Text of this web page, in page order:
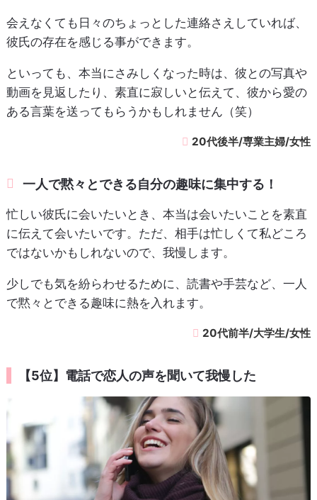
会えなくても日々のちょっとした連絡さえしていれば、
彼氏の存在を感じる事ができます。
といっても、本当にさみしくなった時は、彼との写真や
動画を見返したり、素直に寂しいと伝えて、彼から愛の
ある言葉を送ってもらうかもしれません（笑）
20代後半/専業主婦/女性
一人で黙々とできる自分の趣味に集中する！
忙しい彼氏に会いたいとき、本当は会いたいことを素直
に伝えて会いたいです。ただ、相手は忙しくて私どころ
ではないかもしれないので、我慢します。
少しでも気を紛らわせるために、読書や手芸など、一人
で黙々とできる趣味に熱を入れます。
20代前半/大学生/女性
【5位】電話で恋人の声を聞いて我慢した